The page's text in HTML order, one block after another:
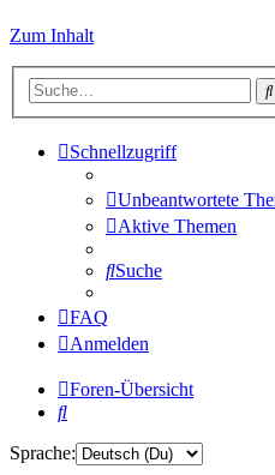
Zum Inhalt
Schnellzugriff
Unbeantwortete
Aktive Themen
Suche
FAQ
Anmelden
Foren-Übersicht
Suche
Sprache: